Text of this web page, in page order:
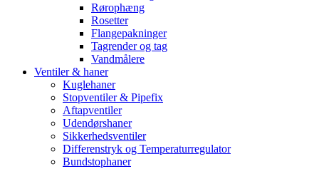
Rørophæng
Rosetter
Flangepakninger
Tagrender og tag
Vandmålere
Ventiler & haner
Kuglehaner
Stopventiler & Pipefix
Aftapventiler
Udendørshaner
Sikkerhedsventiler
Differenstryk og Temperaturregulator
Bundstophaner